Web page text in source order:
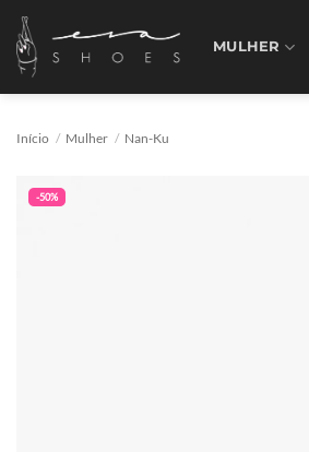
Skip
content
MULHER
Início / Mulher / Nan-Ku
-50%